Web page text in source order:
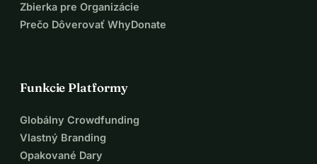
Zbierka pre Organizácie
Prečo Dôverovať WhyDonate
Funkcie Platformy
Globálny Crowdfunding
Vlastný Branding
Opakované Dary